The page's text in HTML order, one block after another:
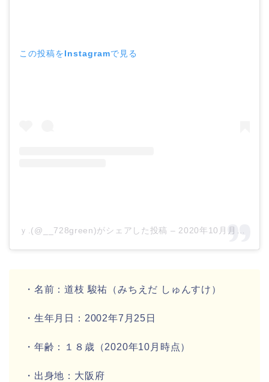
この投稿をInstagramで見る
ｙ.(@__728green)がシェアした投稿 – 2020年10月月27日午前12時42分PDT
・名前：道枝 駿祐 （みちえだ しゅんすけ）
・生年月日： 2002年7月25日
・年齢： １８歳 （2020年10月時点）
・出身地： 大阪府